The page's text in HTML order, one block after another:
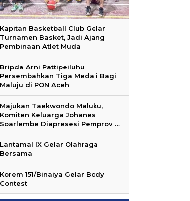
Kapitan Basketball Club Gelar
Turnamen Basket, Jadi Ajang
Pembinaan Atlet Muda
Bripda Arni Pattipeiluhu
Persembahkan Tiga Medali Bagi
Maluju di PON Aceh
Majukan Taekwondo Maluku,
Komiten Keluarga Johanes
Soarlembe Diapresesi Pemprov …
Lantamal IX Gelar Olahraga
Bersama
Korem 151/Binaiya Gelar Body
Contest